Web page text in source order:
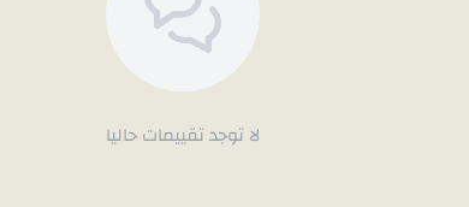
لا توجد تقييمات حاليا